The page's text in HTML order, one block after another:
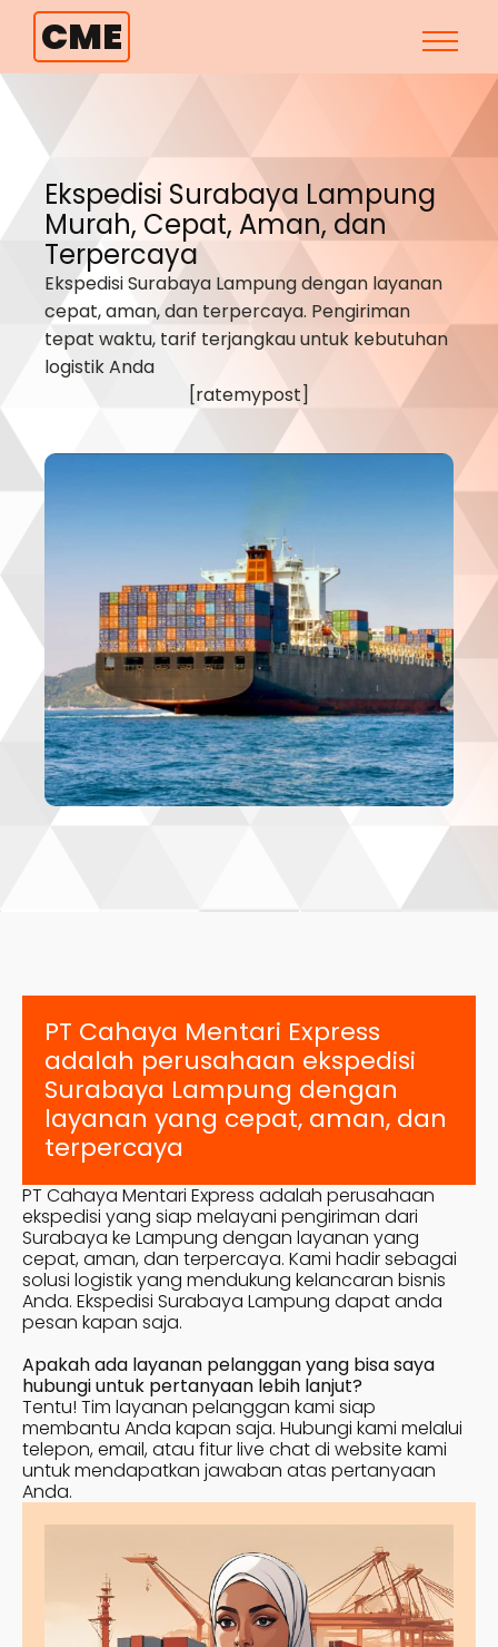
CME
Ekspedisi Surabaya Lampung
Murah, Cepat, Aman, dan
Terpercaya
Ekspedisi Surabaya Lampungdengan layanan
cepat, aman, dan terpercaya. Pengiriman
tepat waktu, tarif terjangkau untuk kebutuhan
logistik Anda
[ratemypost]
PT Cahaya Mentari Express
adalah perusahaan ekspedisi
Surabaya Lampung dengan
layanan yang cepat, aman, dan
terpercaya
PT Cahaya Mentari Express adalah perusahaan
ekspedisi yang siap melayani pengiriman dari
Surabaya ke Lampung dengan layanan yang
cepat, aman, dan terpercaya. Kami hadir sebagai
solusi logistik yang mendukung kelancaran bisnis
Anda. Ekspedisi Surabaya Lampung dapat anda
pesan kapan saja.
Apakah ada layanan pelanggan yang bisa saya
hubungi untuk pertanyaan lebih lanjut?
Tentu! Tim layanan pelanggan kami siap
membantu Anda kapan saja. Hubungi kami melalui
telepon, email, atau fitur live chat di website kami
untuk mendapatkan jawaban atas pertanyaan
Anda.